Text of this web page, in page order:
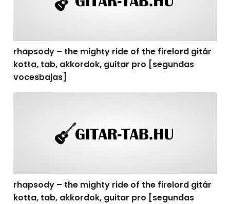
rhapsody – the mighty ride of the firelord gitár
kotta, tab, akkordok, guitar pro [segundas
vocesbajas]
rhapsody – the mighty ride of the firelord gitár
kotta, tab, akkordok, guitar pro [segundas